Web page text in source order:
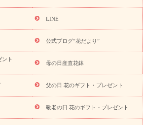
の誕生花(リンドウ)
当日配達特急便 お祝い商品一覧
い 退院祝い・快気祝い
ペットのお祝いフラワー
お供え・お悔やみの花
四十九日法要以
ー
ペットのお供えフラワー
お盆（新
お祝い返し お見舞い
お取り寄せギフト
LINE
公式ブログ“花だより”
ト
母の日産直花鉢
父の日 花のギフト・プレゼント
敬老の日 花のギフト・プレゼント